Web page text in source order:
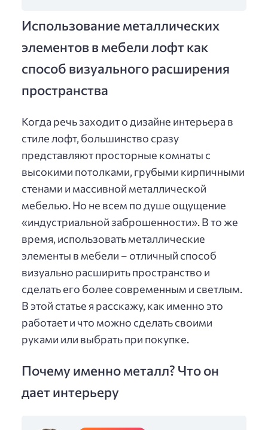
Использование металлических
элементов в мебели лофт как
способ визуального расширения
пространства
Когда речь заходит о дизайне интерьера в
стиле лофт, большинство сразу
представляют просторные комнаты с
высокими потолками, грубыми кирпичными
стенами и массивной металлической
мебелью. Но не всем по душе ощущение
«индустриальной заброшенности». В то же
время, использовать металлические
элементы в мебели – отличный способ
визуально расширить пространство и
сделать его более современным и светлым.
В этой статье я расскажу, как именно это
работает и что можно сделать своими
руками или выбрать при покупке.
Почему именно металл? Что он
дает интерьеру